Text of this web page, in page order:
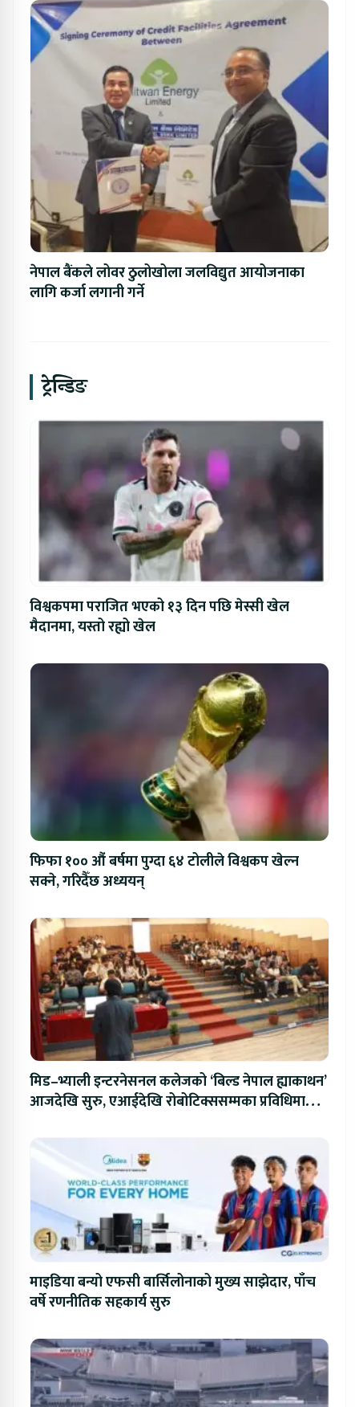
नेपाल बैंकले लोवर ठुलोखोला जलविद्युत आयोजनाका
लागि कर्जा लगानी गर्ने
ट्रेन्डिङ
विश्वकपमा पराजित भएको १३ दिन पछि मेस्सी खेल
मैदानमा, यस्तो रह्यो खेल
फिफा १०० औं बर्षमा पुग्दा ६४ टोलीले विश्वकप खेल्न
सक्ने, गरिदैँछ अध्ययन्
मिड–भ्याली इन्टरनेसनल कलेजको ‘बिल्ड नेपाल ह्याकाथन’
आजदेखि सुरु, एआईदेखि रोबोटिक्ससम्मका प्रविधिमा
माइडिया बन्यो एफसी बार्सिलोनाको मुख्य साझेदार, पाँच
वर्षे रणनीतिक सहकार्य सुरु